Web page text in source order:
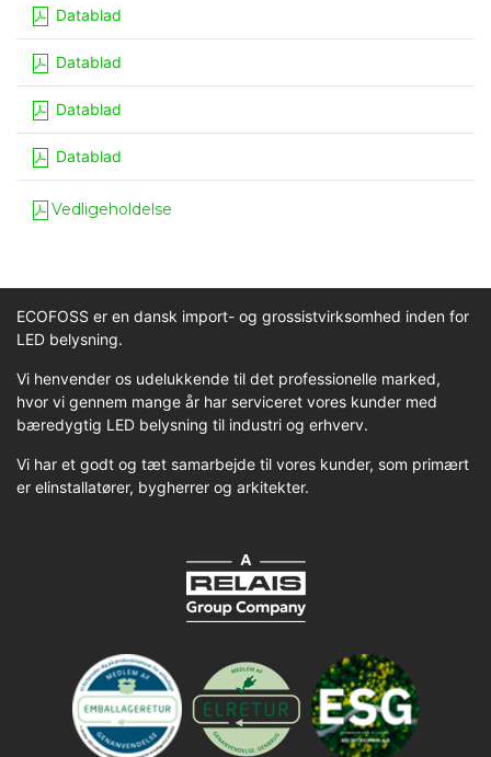
Datablad
Datablad
Datablad
Datablad
Vedligeholdelse
ECOFOSS er en dansk import- og grossistvirksomhed inden for
LED belysning.
Vi henvender os udelukkende til det professionelle marked,
hvor vi gennem mange år har serviceret vores kunder med
bæredygtig LED belysning til industri og erhverv.
Vi har et godt og tæt samarbejde til vores kunder, som primært
er elinstallatører, bygherrer og arkitekter.